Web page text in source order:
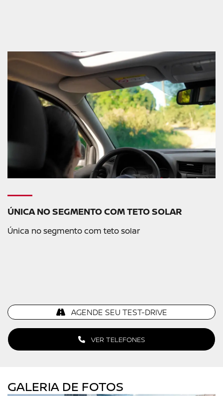
ÚNICA NO SEGMENTO COM TETO SOLAR
Única no segmento com teto solar
VER TELEFONES
AGENDE SEU TEST-DRIVE
GALERIA DE FOTOS